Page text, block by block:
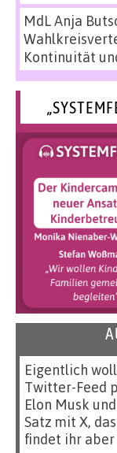
MdL Anja
Kontinuität
Eigentlich
Twitter-Feed
Elon Musk
Satz mit X,
findet ihr aber